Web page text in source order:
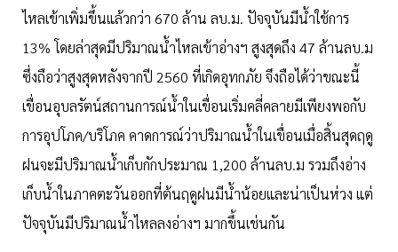
ไหลเข้าเพิ่มขึ้นแล้วกว่า 670 ล้าน ลบ.ม. ปัจจุบันมีน้ำใช้การ
13% โดยล่าสุดมีปริมาณน้ำไหลเข้าอ่างฯ สูงสุดถึง 47 ล้านลบ.ม
ซึ่งถือว่าสูงสุดหลังจากปี 2560 ที่เกิดอุทกภัย จึงถือได้ว่าขณะนี้
เขื่อนอุบลรัตน์สถานการณ์น้ำในเขื่อนเริ่มคลี่คลายมีเพียงพอกับ
การอุปโภค/บริโภค คาดการณ์ว่าปริมาณน้ำในเขื่อนเมื่อสิ้นสุดฤดู
ฝนจะมีปริมาณน้ำเก็บกักประมาณ 1,200 ล้านลบ.ม รวมถึงอ่าง
เก็บน้ำในภาคตะวันออกที่ต้นฤดูฝนมีน้ำน้อยและน่าเป็นห่วง แต่
ปัจจุบันมีปริมาณน้ำไหลลงอ่างฯ มากขึ้นเช่นกัน